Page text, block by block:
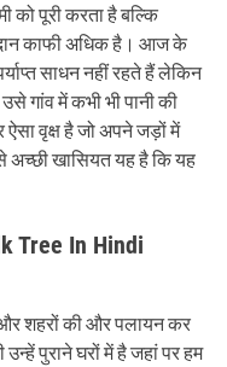
को पूरी करता है बल्कि
काफी अधिक है। आज के
साधन नहीं रहते हैं लेकिन
गांव में कभी भी पानी की
वृक्ष है जो अपने जड़ों में
अच्छी खासियत यह है कि यह
Tree In Hindi
शहरों की और पलायन कर
पुराने घरों में है जहां पर हम